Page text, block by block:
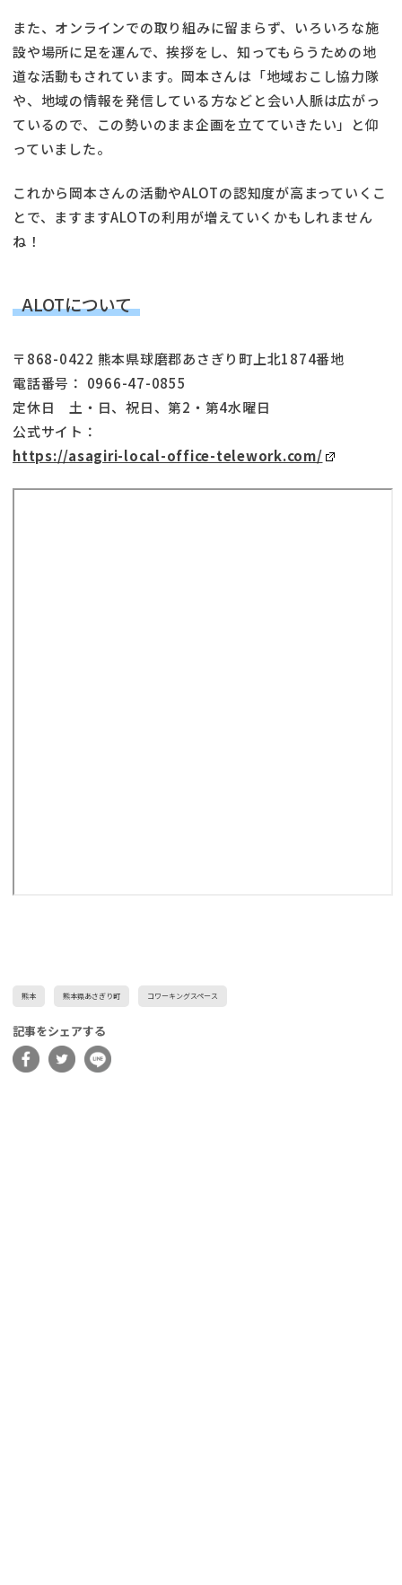
また、オンラインでの取り組みに留まらず、いろいろな施
設や場所に足を運んで、挨拶をし、知ってもらうための地
道な活動もされています。岡本さんは「地域おこし協力隊
や、地域の情報を発信している方などと会い人脈は広がっ
ているので、この勢いのまま企画を立てていきたい」と仰
っていました。
これから岡本さんの活動やALOTの認知度が高まっていくこ
とで、ますますALOTの利用が増えていくかもしれません
ね！
ALOTについて
〒868-0422 熊本県球磨郡あさぎり町上北1874番地
電話番号： 0966-47-0855
定休日 土・日、祝日、第2・第4水曜日
公式サイト：
https://asagiri-local-office-telework.com/
熊本 熊本県あさぎり町 コワーキングスペース
記事をシェアする